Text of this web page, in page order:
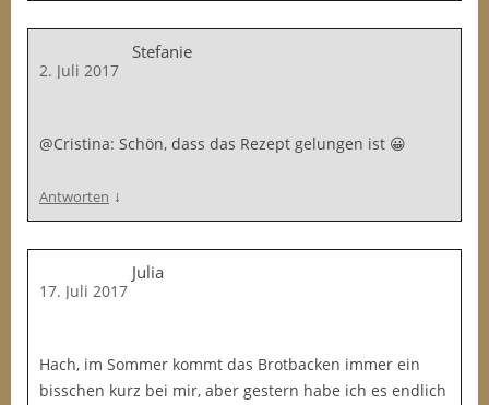
Stefanie
2. Juli 2017
@Cristina: Schön, dass das Rezept gelungen ist 😀
Antworten ↓
Julia
17. Juli 2017
Hach, im Sommer kommt das Brotbacken immer ein
bisschen kurz bei mir, aber gestern habe ich es endlich